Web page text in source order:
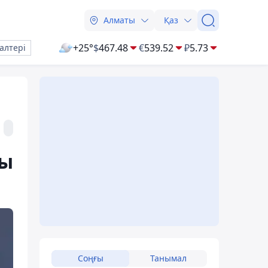
Алматы Қаз
+25°$467.48 €539.52 ₽5.73
Соңғы Танымал